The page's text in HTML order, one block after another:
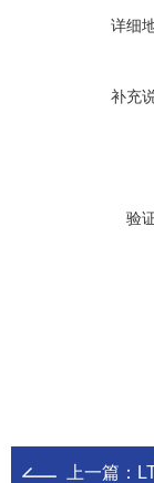
详细
补充
验
上一篇：